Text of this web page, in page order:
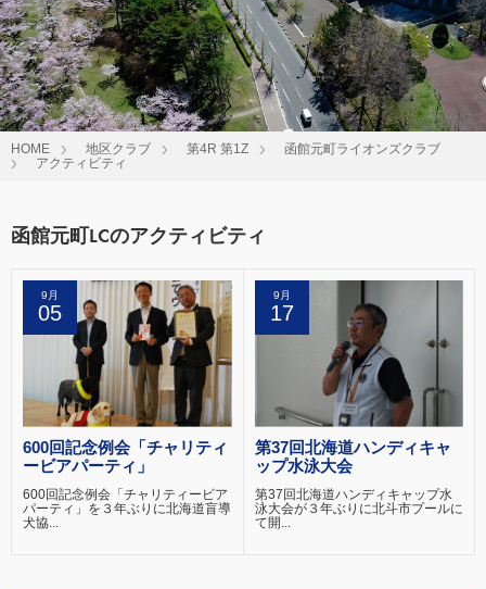
HOME 地区クラブ 第4R 第1Z
函館元町ライオンズクラブ
アクティビティ
函館元町LCのアクティビティ
9月
05
600回記念例会「チャリティ
ービアパーティ」
600回記念例会「チャリティービア
パーティ」を３年ぶりに北海道盲導
犬協...
9月
17
第37回北海道ハンディキャ
ップ水泳大会
第37回北海道ハンディキャップ水
泳大会が３年ぶりに北斗市プールに
て開...